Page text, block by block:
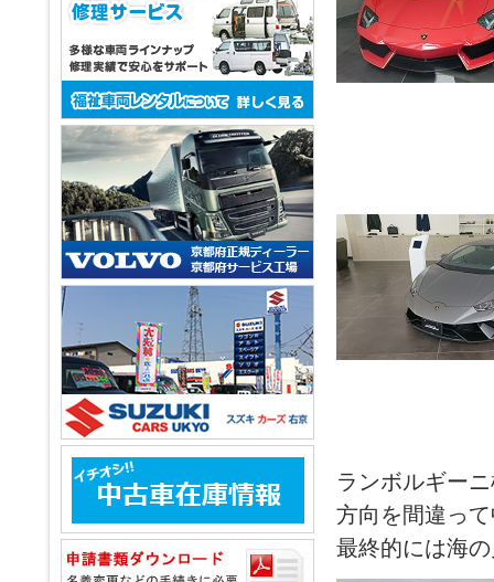
ランボルギー
方向を間違っ
最終的には海